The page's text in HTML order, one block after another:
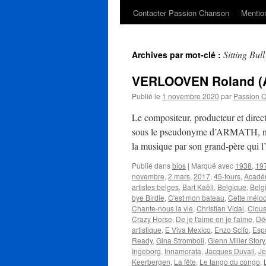
Contacter Passion Chanson
Archives par mot-clé : Sitting Bull
VERLOOVEN Roland
Publié le 1 novembre 2020 par Passion
Le compositeur, producteur et
sous le pseudonyme d’ARMATH,
la musique par son grand-père qui
Publié dansbios | Marqué avec 1938,
novembre, 2 mars, 2017, 45-tours,
artistes belges, Bart Kaëll, Belgique,
bye Birdie, C'est mon bateau, Cette
Chante-nous la vie, Christian Vidal,
Crazy Horse, De je t'aime en je t'aime,
artistique, E Viva Mexico, Enzo Scifo,
Ready, Gina Stromboli, Glenn Miller Story,
Ingeborg, Innamorata, Jacques Duvall,
Keerbergen, La fête, Le tango du congo,